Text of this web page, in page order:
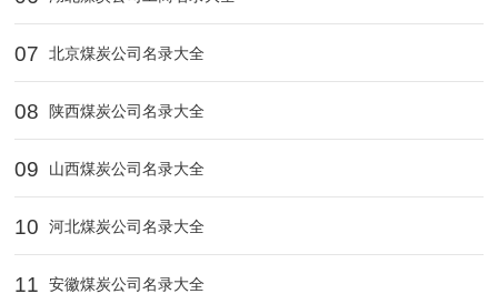
07 北京煤炭公司名录大全
08 陕西煤炭公司名录大全
09 山西煤炭公司名录大全
10 河北煤炭公司名录大全
11 安徽煤炭公司名录大全